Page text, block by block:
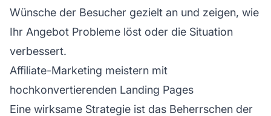
Wünsche der Besucher gezielt an und zeigen, wie
Ihr Angebot Probleme löst oder die Situation
verbessert.
Affiliate-Marketing meistern mit
hochkonvertierenden Landing Pages
Eine wirksame Strategie ist das Beherrschen der